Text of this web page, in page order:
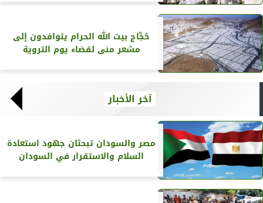
حُجِّاج بيت الله الحرام يتوافدون إلى
مشعر منى لقضاء يوم التروية
آخر الأخبار
مصر والسودان تبحثان جهود استعادة
السلام والاستقرار في السودان